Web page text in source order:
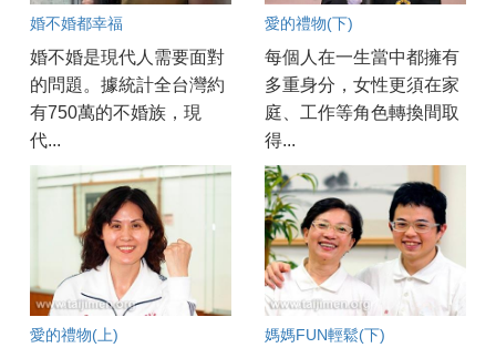
婚不婚都幸福
婚不婚是現代人需要面對
的問題。據統計全台灣約
有750萬的不婚族，現
代...
愛的禮物(下)
每個人在一生當中都擁有
多重身分，女性更須在家
庭、工作等角色轉換間取
得...
愛的禮物(上) 媽媽FUN輕鬆(下)